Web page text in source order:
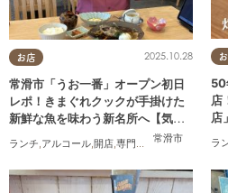
お店
常滑市
2025.10.28
常滑市「うお一番」オープン初日
レポ！きまぐれクックが手掛けた
新鮮な魚を味わう新名所へ【気に
ランチ アルコール 開店 専門店 気になるリサーチ
50
店
店
ラ